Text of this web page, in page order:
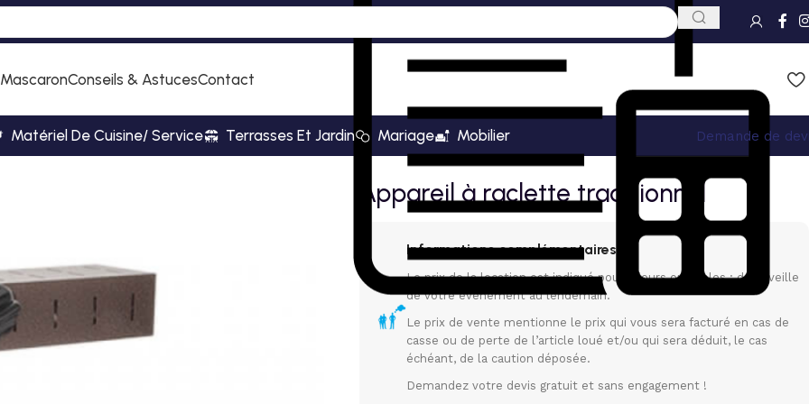
Conseils & AstucesContact
Matériel De Cuisine/ Service Terrasses Et Jardin Mariage Mobilier
Demande de
traditionnel
Appareil à raclette traditionnel
Informations complémentaires
Le prix de la location est indiqué pour 3 jours ouvrables : de la veille
de votre événement au lendemain.
Le prix de vente mentionne le prix qui vous sera facturé en cas de
casse ou de perte de l’article loué et/ou qui sera déduit, le cas
échéant, de la caution déposée.
Demandez votre devis gratuit et sans engagement !